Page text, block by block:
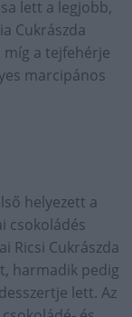
lett a legjobb,
Cukrászda
míg a tejfehérje
marcipános
helyezett a
csokoládés
Ricsi Cukrászda
harmadik pedig
lett. Az